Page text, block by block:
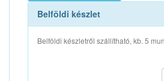
Belföldi készlet
Belföldi készletről szállítható, kb. 5